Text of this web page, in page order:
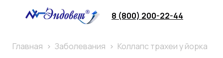
8 (800) 200-22-44
Главная Заболевания Коллапс трахеи у йорка